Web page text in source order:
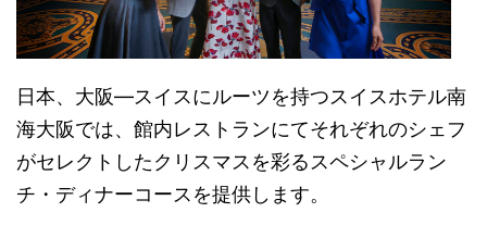
日本、大阪―スイスにルーツを持つスイスホテル南
海大阪では、館内レストランにてそれぞれのシェフ
がセレクトしたクリスマスを彩るスペシャルラン
チ・ディナーコースを提供します。